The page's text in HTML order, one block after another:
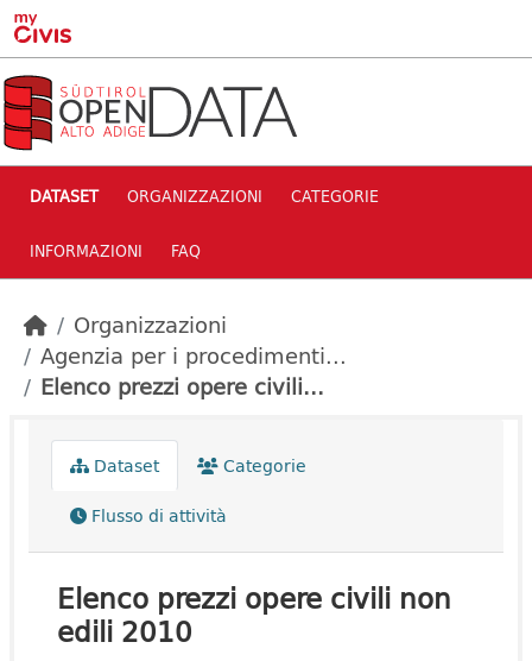
Skip to main content
DATASET ORGANIZZAZIONI CATEGORIE
INFORMAZIONI FAQ
Organizzazioni
Agenzia per i procedimenti...
Elenco prezzi opere civili...
Dataset
Categorie
Flusso di attività
Elenco prezzi opere civili non
edili 2010